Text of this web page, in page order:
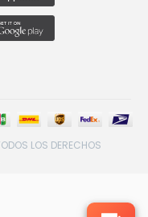
LOS DERECHOS